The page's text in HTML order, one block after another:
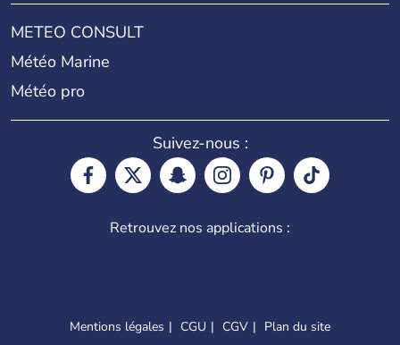
METEO CONSULT
Météo Marine
Météo pro
Suivez-nous :
Retrouvez nos applications :
Mentions légales CGU CGV Plan du site